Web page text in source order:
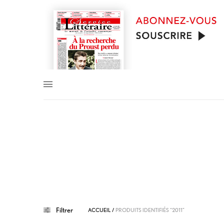
Filtrer ACCUEIL / PRODUITS IDENTIFIÉS “2011”